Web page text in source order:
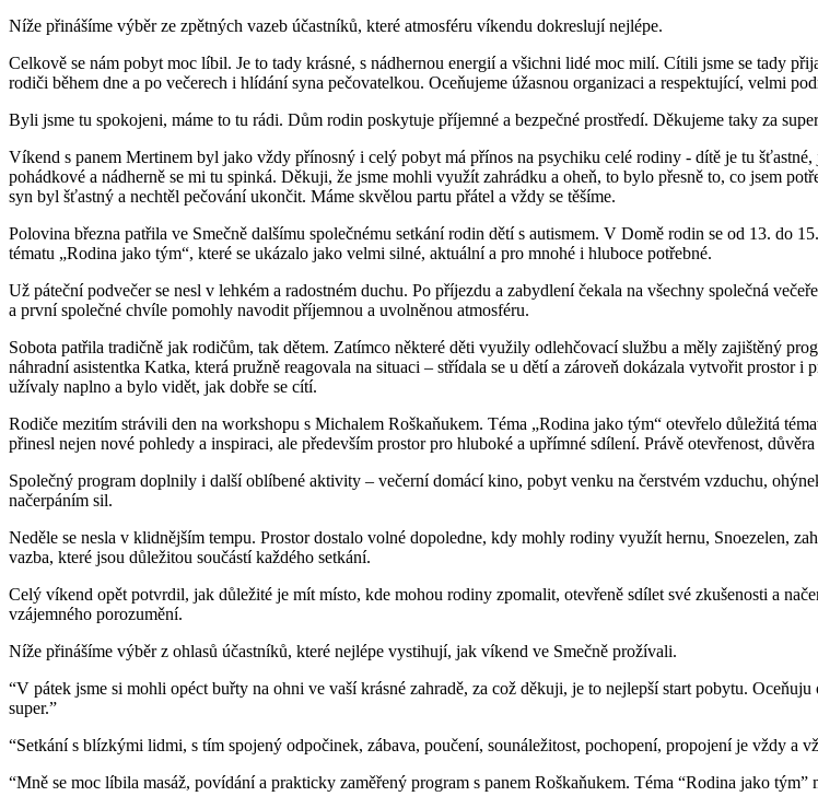
Níže přinášíme výběr ze zpětných vazeb účastníků, které atmosféru víkendu dokreslují nejlépe.
Celkově se nám pobyt moc líbil. Je to tady krásné, s nádhernou energií a všichni lidé moc milí. Cítili jsme se tady
rodiči během dne a po večerech i hlídání syna pečovatelkou. Oceňujeme úžasnou organizaci a respektující, velmi
Byli jsme tu spokojeni, máme to tu rádi. Dům rodin poskytuje příjemné a bezpečné prostředí. Děkujeme taky za
Víkend s panem Mertinem byl jako vždy přínosný i celý pobyt má přínos na psychiku celé rodiny - dítě je tu
pohádkové a nádherně se mi tu spinká. Děkuji, že jsme mohli využít zahrádku a oheň, to bylo přesně to, co jsem
syn byl šťastný a nechtěl pečování ukončit. Máme skvělou partu přátel a vždy se těšíme.
Polovina března patřila ve Smečně dalšímu společnému setkání rodin dětí s autismem. V Domě rodin se od 13. do
tématu „Rodina jako tým“, které se ukázalo jako velmi silné, aktuální a pro mnohé i hluboce potřebné.
Už páteční podvečer se nesl v lehkém a radostném duchu. Po příjezdu a zabydlení čekala na všechny společná
a první společné chvíle pomohly navodit příjemnou a uvolněnou atmosféru.
Sobota patřila tradičně jak rodičům, tak dětem. Zatímco některé děti využily odlehčovací službu a měly zajištěný
náhradní asistentka Katka, která pružně reagovala na situaci – střídala se u dětí a zároveň dokázala vytvořit
užívaly naplno a bylo vidět, jak dobře se cítí.
Rodiče mezitím strávili den na workshopu s Michalem Roškaňukem. Téma „Rodina jako tým“ otevřelo důležitá
přinesl nejen nové pohledy a inspiraci, ale především prostor pro hluboké a upřímné sdílení. Právě otevřenost,
Společný program doplnily i další oblíbené aktivity – večerní domácí kino, pobyt venku na čerstvém vzduchu,
načerpáním sil.
Neděle se nesla v klidnějším tempu. Prostor dostalo volné dopoledne, kdy mohly rodiny využít hernu, Snoezelen,
vazba, které jsou důležitou součástí každého setkání.
Celý víkend opět potvrdil, jak důležité je mít místo, kde mohou rodiny zpomalit, otevřeně sdílet své zkušenosti a
vzájemného porozumění.
Níže přinášíme výběr z ohlasů účastníků, které nejlépe vystihují, jak víkend ve Smečně prožívali.
“V pátek jsme si mohli opéct buřty na ohni ve vaší krásné zahradě, za což děkuji, je to nejlepší start pobytu.
super.”
“Setkání s blízkými lidmi, s tím spojený odpočinek, zábava, poučení, sounáležitost, pochopení, propojení je vždy a
“Mně se moc líbila masáž, povídání a prakticky zaměřený program s panem Roškaňukem. Téma “Rodina jako